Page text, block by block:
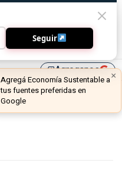
library_addAgreganos ×
Agregá Economía Sustentable a
tus fuentes preferidas en
Google
Seguir